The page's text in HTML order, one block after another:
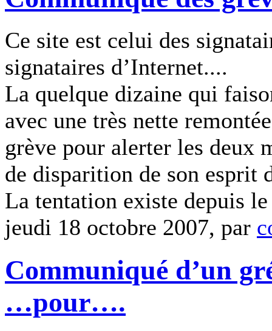
Ce site est celui des
signataires d’Internet....
La quelque dizaine qui
avec une très nette
grève pour alerter les deux
de disparition de son esprit
La tentation existe depuis
jeudi 18 octobre 2007, par
Communiqué d’un
…pour….